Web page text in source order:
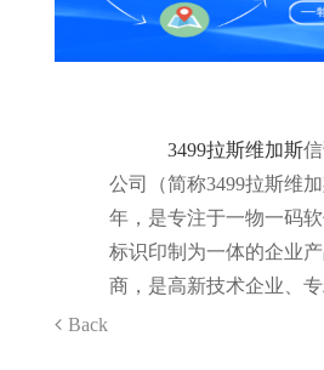
3499拉斯维加斯
公司（简称3499拉斯维
年，是专注于一物一码
标识印制为一体的企业
商，是高新技术企业、专
Back